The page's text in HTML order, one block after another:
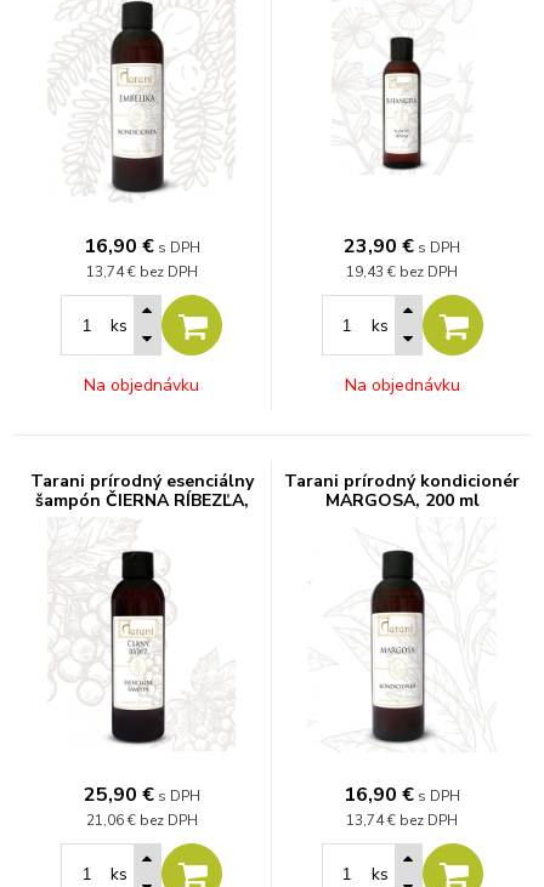
16,90 € s DPH
13,74 € bez DPH
ks
Na objednávku
23,90 € s DPH
19,43 € bez DPH
ks
Na objednávku
Tarani prírodný esenciálny
šampón ČIERNA RÍBEZĽA,
200 g
25,90 € s DPH
21,06 € bez DPH
ks
Tarani prírodný kondicionér
MARGOSA, 200 ml
16,90 € s DPH
13,74 € bez DPH
ks